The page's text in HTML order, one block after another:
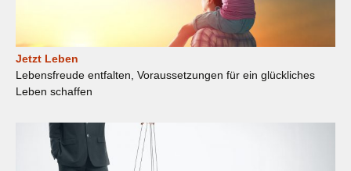
Jetzt Leben
Lebensfreude entfalten, Voraussetzungen für ein glückliches
Leben schaffen